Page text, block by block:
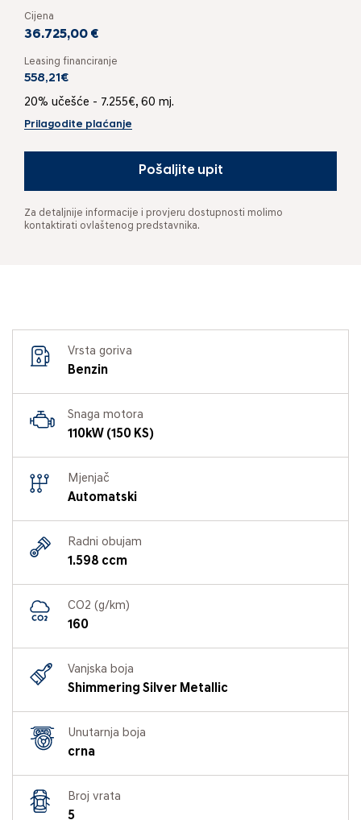
Cijena
36.725,00 €
Leasing financiranje
558,21€
20% učešće - 7.255€, 60 mj.
Prilagodite plaćanje
Pošaljite upit
Za detaljnije informacije i provjeru dostupnosti molimo
kontaktirati ovlaštenog predstavnika.
Vrsta goriva
Benzin
Snaga motora
110kW (150 KS)
Mjenjač
Automatski
Radni obujam
1.598 ccm
CO2 (g/km)
160
Vanjska boja
Shimmering Silver Metallic
Unutarnja boja
crna
Broj vrata
5